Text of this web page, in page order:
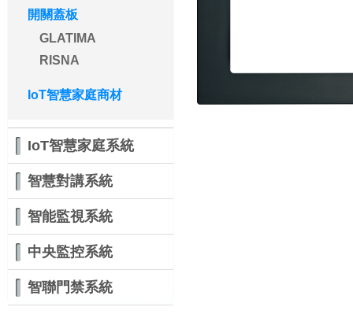
開關蓋板
GLATIMA
RISNA
IoT智慧家庭商材
IoT智慧家庭系統
智慧對講系統
智能監視系統
中央監控系統
智聯門禁系統